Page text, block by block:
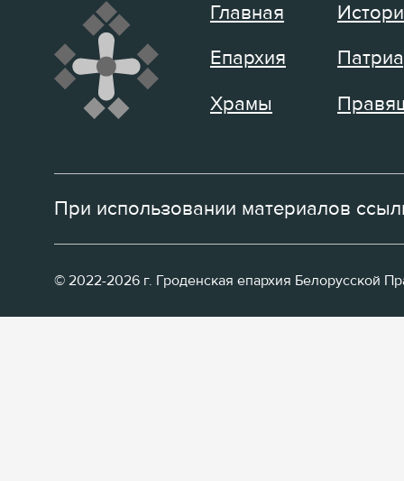
Главная
Епархия
Храмы
При использовании материалов
© 2022-2026 г. Гроденская епархия Белорусской